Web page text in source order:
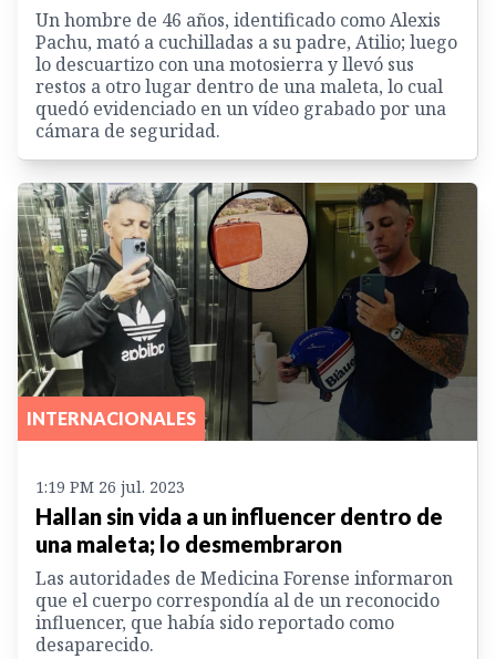
Un hombre de 46 años, identificado como Alexis
Pachu, mató a cuchilladas a su padre, Atilio; luego
lo descuartizo con una motosierra y llevó sus
restos a otro lugar dentro de una maleta, lo cual
quedó evidenciado en un vídeo grabado por una
cámara de seguridad.
INTERNACIONALES
1:19 PM 26 jul. 2023
Hallan sin vida a un influencer dentro de
una maleta; lo desmembraron
Las autoridades de Medicina Forense informaron
que el cuerpo correspondía al de un reconocido
influencer, que había sido reportado como
desaparecido.